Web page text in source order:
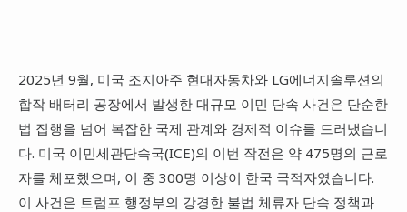
2025년 9월, 미국 조지아주 현대자동차와 LG에너지솔루션의
합작 배터리 공장에서 발생한 대규모 이민 단속 사건은 단순한
법 집행을 넘어 복잡한 국제 관계와 경제적 이슈를 드러냈습니
다. 미국 이민세관단속국(ICE)의 이번 작전은 약 475명의 근로
자를 체포했으며, 이 중 300명 이상이 한국 국적자였습니다.
이 사건은 트럼프 행정부의 강경한 불법 체류자 단속 정책과